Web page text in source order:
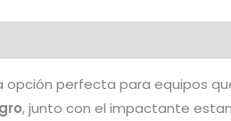
opción perfecta para equipos
, junto con el impactante